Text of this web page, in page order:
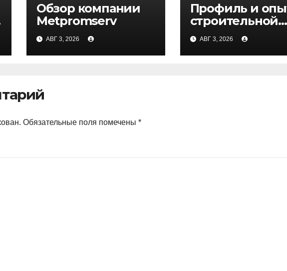
Обзор компании
Metpromserv
АВГ 3, 2026
Профиль и
строительной
компании
АВГ 3, 2026
Обязательные поля помечены *